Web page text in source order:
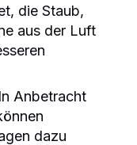
die Staub,
aus der Luft
In Anbetracht
dazu